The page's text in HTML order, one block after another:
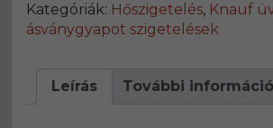
Kategóriák: Hőszigetelés, Knauf
ásványgyapot szigetelések
Leírás További